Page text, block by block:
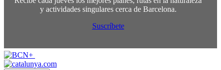
y actividades singulares cerca de Barcelona.
Suscríbete